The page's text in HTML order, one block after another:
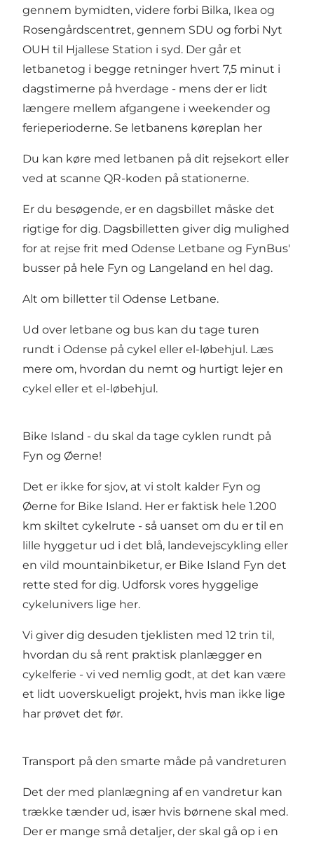
gennem bymidten, videre forbi Bilka, Ikea og
Rosengårdscentret, gennem SDU og forbi Nyt
OUH til Hjallese Station i syd. Der går et
letbanetog i begge retninger hvert 7,5 minut i
dagstimerne på hverdage - mens der er lidt
længere mellem afgangene i weekender og
ferieperioderne. Se letbanens køreplan her
Du kan køre med letbanen på dit rejsekort eller
ved at scanne QR-koden på stationerne.
Er du besøgende, er en dagsbillet måske det
rigtige for dig. Dagsbilletten giver dig mulighed
for at rejse frit med Odense Letbane og FynBus'
busser på hele Fyn og Langeland en hel dag.
Alt om billetter til Odense Letbane.
Ud over letbane og bus kan du tage turen
rundt i Odense på cykel eller el-løbehjul. Læs
mere om, hvordan du nemt og hurtigt lejer en
cykel eller et el-løbehjul.
Bike Island - du skal da tage cyklen rundt på
Fyn og Øerne!
Det er ikke for sjov, at vi stolt kalder Fyn og
Øerne for Bike Island. Her er faktisk hele 1.200
km skiltet cykelrute - så uanset om du er til en
lille hyggetur ud i det blå, landevejscykling eller
en vild mountainbiketur, er Bike Island Fyn det
rette sted for dig. Udforsk vores hyggelige
cykelunivers lige her.
Vi giver dig desuden tjeklisten med 12 trin til,
hvordan du så rent praktisk planlægger en
cykelferie - vi ved nemlig godt, at det kan være
et lidt uoverskueligt projekt, hvis man ikke lige
har prøvet det før.
Transport på den smarte måde på vandreturen
Det der med planlægning af en vandretur kan
trække tænder ud, især hvis børnene skal med.
Der er mange små detaljer, der skal gå op i en